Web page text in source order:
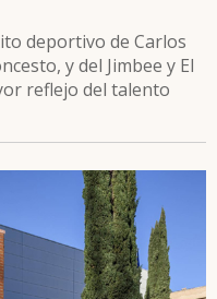
deportivo de Carlos
y del Jimbee y El
reflejo del talento